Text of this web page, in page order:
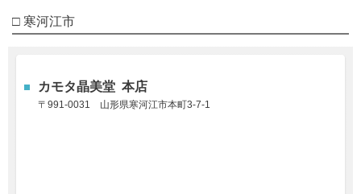
□ 寒河江市
カモタ晶美堂 本店
〒991-0031 山形県寒河江市本町3-7-1